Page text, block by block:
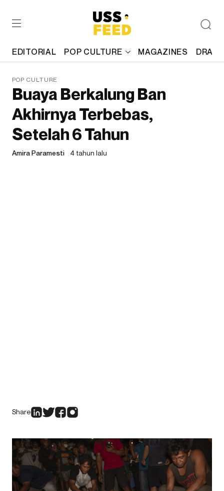
EDITORIAL POP CULTURE MAGAZINES
POP CULTURE
Buaya Berkalung Ban
Akhirnya Terbebas,
Setelah 6 Tahun
Amira Paramesti 4 tahun lalu
Share